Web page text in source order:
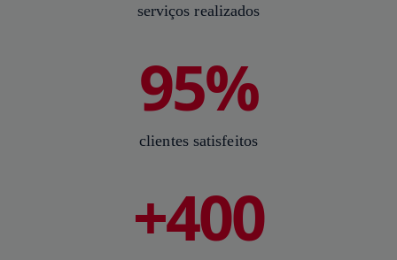
serviços realizados
95%
clientes satisfeitos
+400